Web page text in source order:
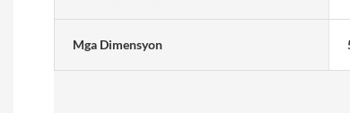
Mga Dimensyon